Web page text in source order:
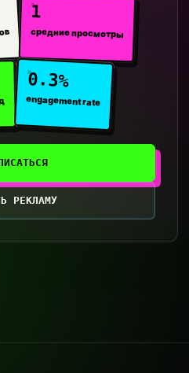
1
средние просмотры
0.3%
engagement rate
РЕКЛАМУ